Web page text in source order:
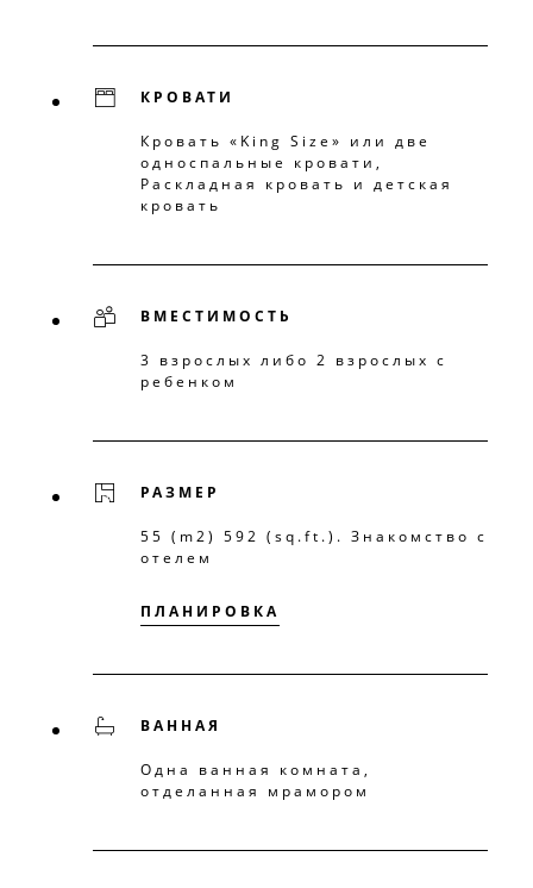
КРОВАТИ
Кровать «King Size» или две
односпальные кровати,
Раскладная кровать и детская
кровать
ВМЕСТИМОСТЬ
3 взрослых либо 2 взрослых с
ребенком
РАЗМЕР
55 (m2) 592 (sq.ft.). Знакомство с
отелем
ПЛАНИРОВКА
ВАННАЯ
Одна ванная комната,
отделанная мрамором